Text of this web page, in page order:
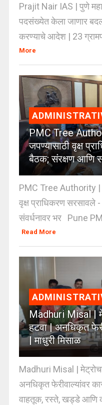
Prajit Nair IAS | पुणे
पदसंख्येत केला जाणार
करण्याचे आदेश | 23
More
PMC Tree
जपण्यासाठी वृक्ष
बैठक; संरक्षण आणि
PMC Tree Authority |
वृक्ष प्राधिकरण सरसावले
संवर्धनावर भर Pune
Read More
Madhuri Misal |
हटवा | अनधिकृत
| माधुरी मिसाळ
Madhuri Misal | मेट्रोचा
अनधिकृत फेरीवाल्यांवर
वाहतूक, रस्ते, खड्डे आणि